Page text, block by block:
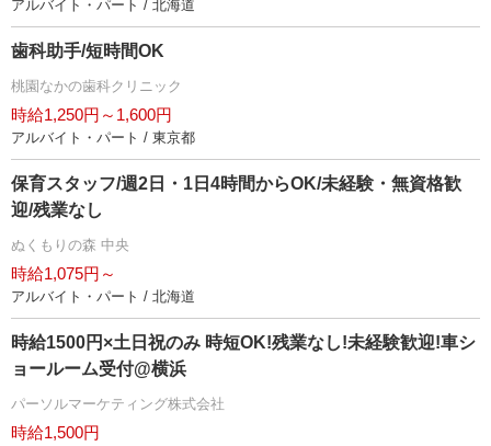
アルバイト・パート / 北海道
歯科助手/短時間OK
桃園なかの歯科クリニック
時給1,250円～1,600円
アルバイト・パート / 東京都
保育スタッフ/週2日・1日4時間からOK/未経験・無資格歓
迎/残業なし
ぬくもりの森 中央
時給1,075円～
アルバイト・パート / 北海道
時給1500円×土日祝のみ 時短OK!残業なし!未経験歓迎!車シ
ョールーム受付@横浜
パーソルマーケティング株式会社
時給1,500円